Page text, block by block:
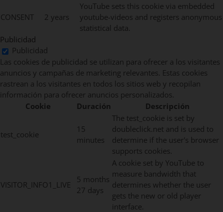
CONSENT 2 years
YouTube sets this cookie via embedded
youtube-videos and registers anonymous
statistical data.
Publicidad
Publicidad
Las cookies de publicidad se utilizan para ofrecer a los visitantes
anuncios y campañas de marketing relevantes. Estas cookies
rastrean a los visitantes en todos los sitios web y recopilan
información para ofrecer anuncios personalizados.
Cookie
Duración Descripción
test_cookie
15
minutes
The test_cookie is set by
doubleclick.net and is used to
determine if the user's browser
supports cookies.
VISITOR_INFO1_LIVE
5 months
27 days
A cookie set by YouTube to
measure bandwidth that
determines whether the user
gets the new or old player
interface.